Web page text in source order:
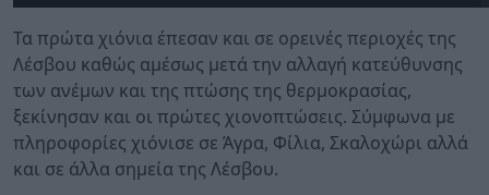
Τα πρώτα χιόνια έπεσαν και σε ορεινές περιοχές της
Λέσβου καθώς αμέσως μετά την αλλαγή κατεύθυνσης
των ανέμων και της πτώσης της θερμοκρασίας,
ξεκίνησαν και οι πρώτες χιονοπτώσεις. Σύμφωνα με
πληροφορίες χιόνισε σε Άγρα, Φίλια, Σκαλοχώρι αλλά
και σε άλλα σημεία της Λέσβου.